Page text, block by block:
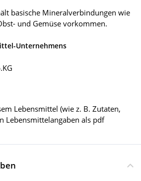
basische Mineralverbindungen wie
und Gemüse vorkommen.
Unternehmens
Lebensmittel (wie z. B. Zutaten,
Lebensmittelangaben als pdf